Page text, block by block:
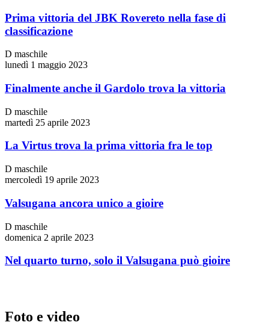
Prima vittoria del JBK Rovereto nella fase di
classificazione
D maschile
lunedì 1 maggio 2023
Finalmente anche il Gardolo trova la vittoria
D maschile
martedì 25 aprile 2023
La Virtus trova la prima vittoria fra le top
D maschile
mercoledì 19 aprile 2023
Valsugana ancora unico a gioire
D maschile
domenica 2 aprile 2023
Nel quarto turno, solo il Valsugana può gioire
Foto e video